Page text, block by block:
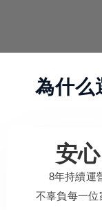
為什么
安心
8年持續運
不辜負每一位